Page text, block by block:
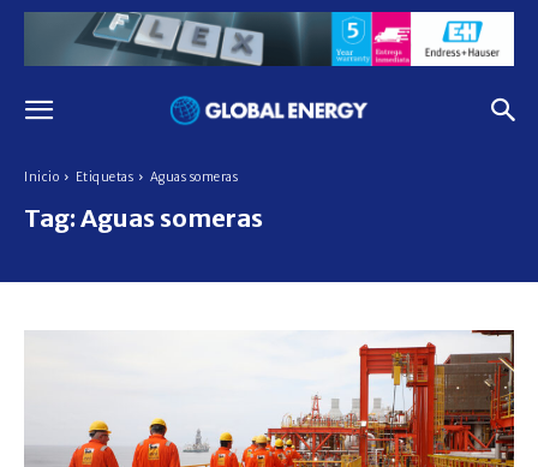
Inicio Etiquetas Aguas someras
Tag: Aguas someras